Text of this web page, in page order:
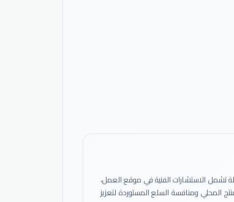
تشمل الاستشارات الفنية في موقع العمل،
المحلي ومنافسة السلع المستوردة لتعزيز